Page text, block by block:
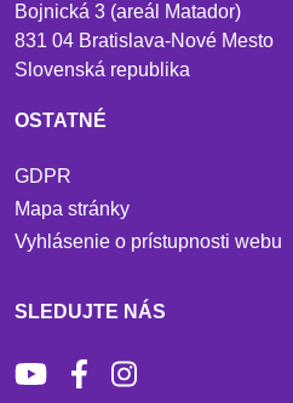
Bojnická 3 (areál Matador)
831 04 Bratislava-Nové Mesto
Slovenská republika
OSTATNÉ
GDPR
Mapa stránky
Vyhlásenie o prístupnosti webu
SLEDUJTE NÁS